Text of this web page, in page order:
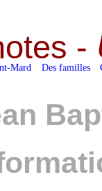
-
Mard Des familles